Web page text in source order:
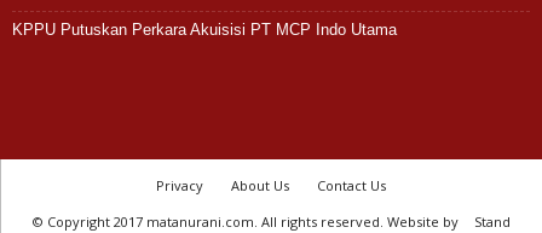
KPPU Putuskan Perkara Akuisisi PT MCP Indo Utama
Privacy About Us
Contact Us
© Copyright 2017 matanurani.com. All rights reserved. Website by
Stand